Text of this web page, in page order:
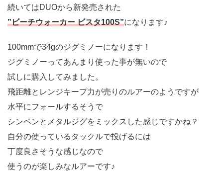
続いてはDUOから新発売された
”ビーチウォーカー ビスタ100S”になります♪
100mmで34gのジグミノーになります！
ジグミノーってあんまり使った事が無いので
試しに購入してみました。
飛距離とレンジキープ力が売りのルアーのようですが
水平にフォールするそうで
シンペンとメタルジグをミックスした感じですかね？
自分の使っているタックルで投げるには
丁度良さそうな感じなので
使うのが楽しみなルアーです♪